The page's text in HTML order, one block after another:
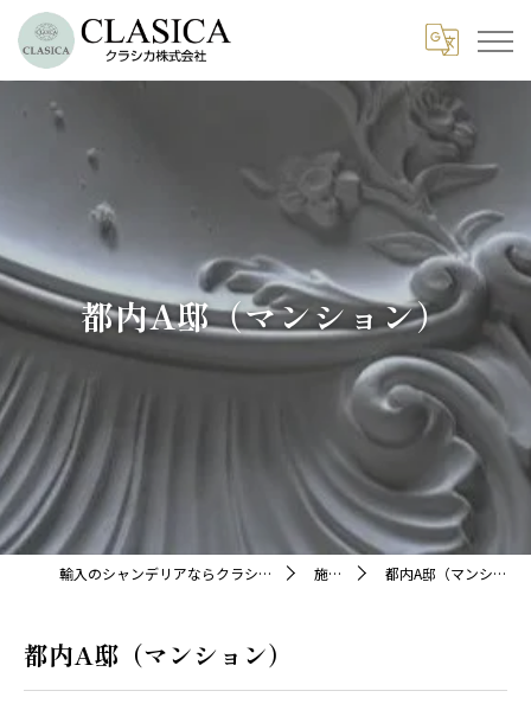
都内A邸（マンション）
輸入のシャンデリアならクラシカ株式会社 施工例 都内A邸（マンション）
都内A邸（マンション）